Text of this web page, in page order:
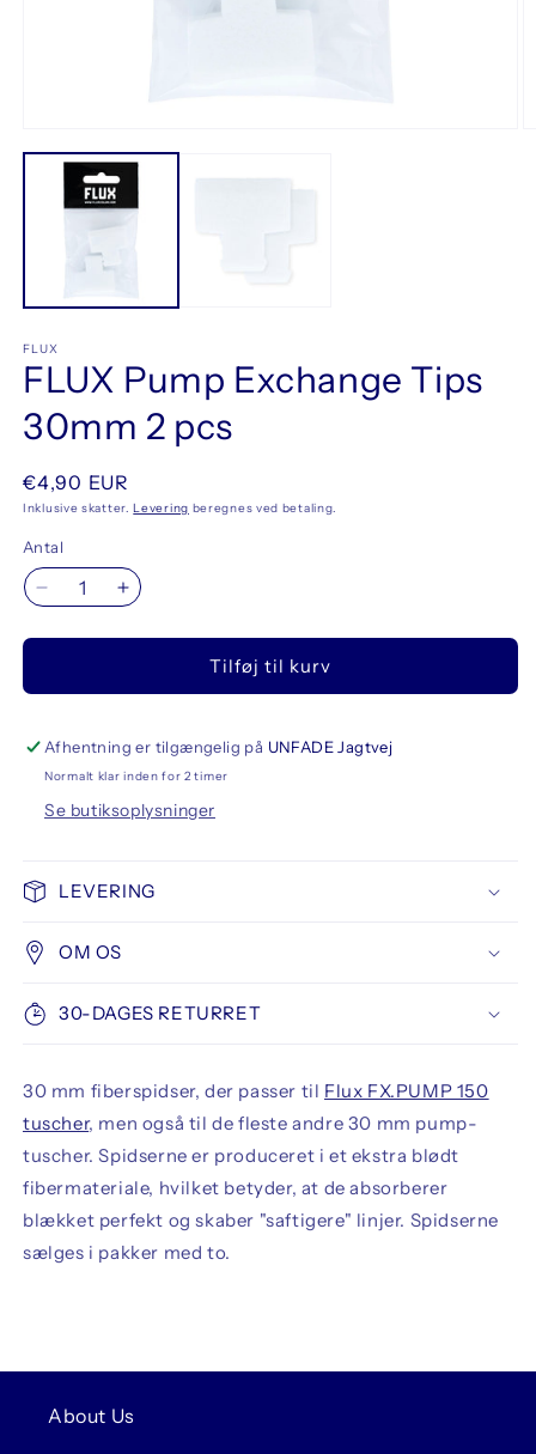
mediet
modus
FLUX
FLUX Pump Exchange Tips
30mm 2 pcs
Normalpris
€4,90 EUR
Inklusive skatter.Levering beregnes ved betaling.
Antal
Reducer
Pump
Tips
30mm
2
pcs
Øg
Pump
Tips
30mm
pcs
Tilføj til kurv
Afhentning er tilgængelig på UNFADE Jagtvej
Normalt klar inden for 2 timer
Se butiksoplysninger
LEVERING
OM OS
30-DAGES RETURRET
30 mm fiberspidser, der passer til Flux FX.PUMP 150
tuscher, men også til de fleste andre 30 mm pump-
tuscher. Spidserne er produceret i et ekstra blødt
fibermateriale, hvilket betyder, at de absorberer
blækket perfekt og skaber "saftigere" linjer. Spidserne
sælges i pakker med to.
About Us